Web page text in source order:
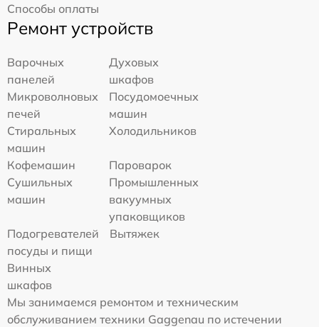
Способы оплаты
Ремонт устройств
Варочных
панелей
Духовых
шкафов
Микроволновых
печей
Посудомоечных
машин
Стиральных
машин
Холодильников
Кофемашин
Пароварок
Сушильных
машин
Промышленных
вакуумных
упаковщиков
Подогревателей
посуды и пищи
Вытяжек
Винных
шкафов
Мы занимаемся ремонтом и техническим
обслуживанием техники Gaggenau по истечении